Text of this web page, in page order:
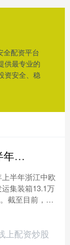
全配资平台
供最专业的
资安全、稳
金盛网配资 上半年浙江中欧班列发运量同比增长11.1%
半年浙江中欧
集装箱13.1万
截至目前，浙
拥有稳定跨境
上配资炒股